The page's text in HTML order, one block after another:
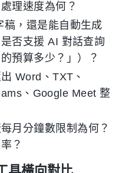
理速度為何？
稿，還是能自動生成
否支援 AI 對話查詢
預算多少？」）？
Word、TXT、
、Google Meet 整
每月分鐘數限制為何？
？